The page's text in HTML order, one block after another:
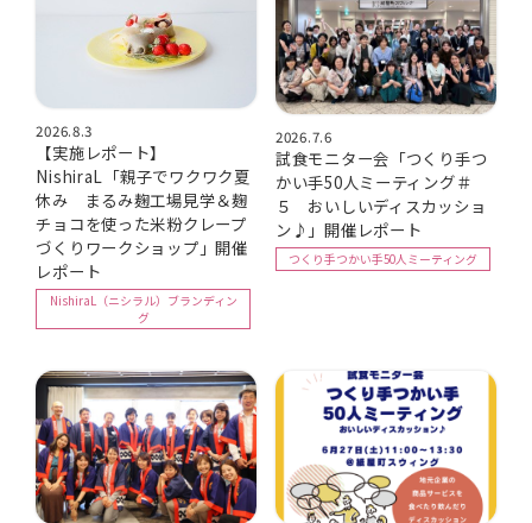
2026.8.3
【実施レポート】
NishiraL「親子でワクワク夏
休み まるみ麹工場見学＆麹
チョコを使った米粉クレープ
づくりワークショップ」開催
レポート
NishiraL（ニシラル）ブランディン
グ
2026.7.6
試食モニター会「つくり手つ
かい手50人ミーティング＃
５ おいしいディスカッショ
ン♪」開催レポート
つくり手つかい手50人ミーティング